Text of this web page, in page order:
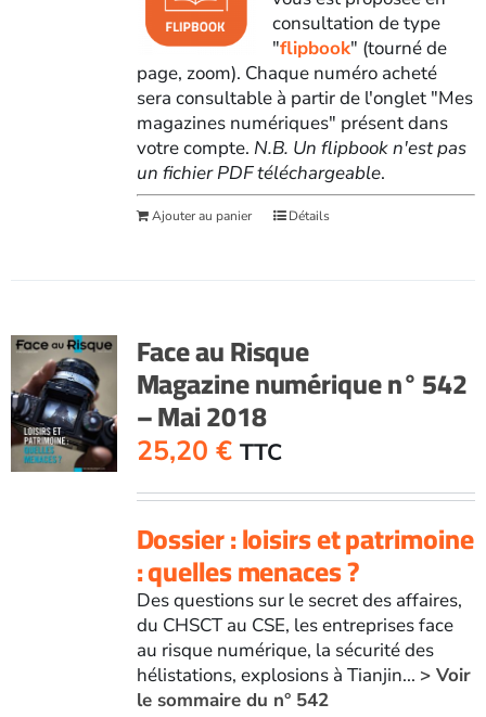
consultation de type
"flipbook" (tourné de
page, zoom). Chaque numéro acheté
sera consultable à partir de l'onglet "Mes
magazines numériques" présent dans
votre compte. N.B. Un flipbook n'est pas
un fichier PDF téléchargeable.
Ajouter au panier Détails
Face au Risque
Magazine numérique n° 542
– Mai 2018
25,20 € TTC
Dossier : loisirs et patrimoine
: quelles menaces ?
Des questions sur le secret des affaires,
du CHSCT au CSE, les entreprises face
au risque numérique, la sécurité des
hélistations, explosions à Tianjin... > Voir
le sommaire du n° 542